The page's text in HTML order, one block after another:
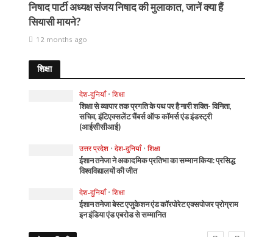
निषाद पार्टी अध्यक्ष संजय निषाद की मुलाकात, जानें क्या हैं
सियासी मायने?
12 months ago
शिक्षा
देश-दुनियाँ • शिक्षा
शिक्षा से व्यापार तक प्रगति के पथ पर है नारी शक्ति- विनिता,
सचिव, इंटिएक्सलेंट चैंबर्स ऑफ कॉमर्स एंड इंडस्ट्री
(आईसीसीआई)
उत्तर प्रदेश • देश-दुनियाँ • शिक्षा
ईशान तनेजा ने अकादमिक प्रतिभा का सम्मान किया: प्रसिद्ध
विश्वविद्यालयों की जीत
देश-दुनियाँ • शिक्षा
ईशान तनेजा बेस्ट एजुकेशन एंड कॉरपोरेट एक्सपोजर प्रोग्राम
इन इंडिया एंड एबरोड से सम्मानित